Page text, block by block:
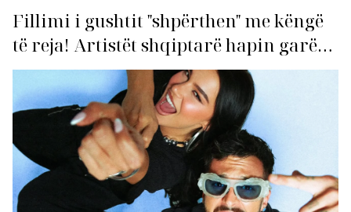
Fillimi i gushtit "shpërthen" me këngë
të reja! Artistët shqiptarë hapin garën
për hitin e verës!